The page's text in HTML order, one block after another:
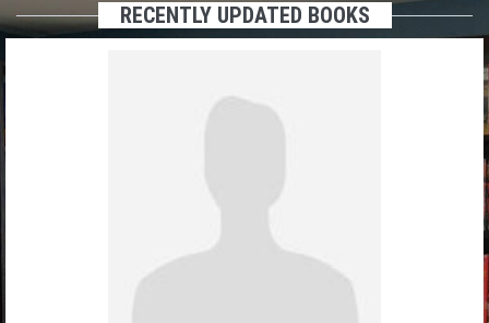
RECENTLY UPDATED BOOKS